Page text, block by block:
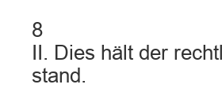
8
II. Dies hält der
stand.